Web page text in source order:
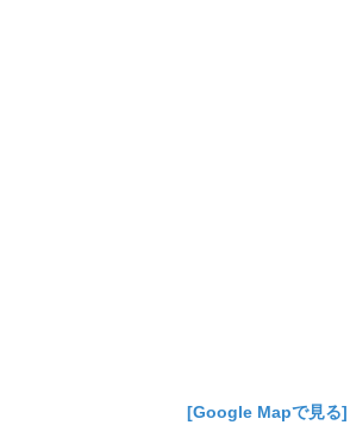
[Google Mapで見る]